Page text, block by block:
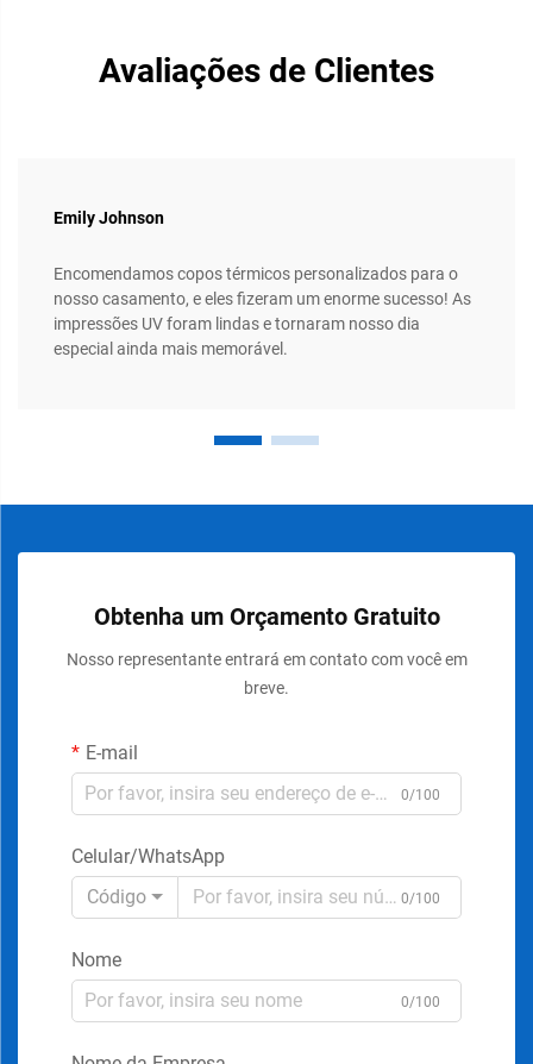
Avaliações de Clientes
Emily Johnson
Encomendamos copos térmicos personalizados para o
nosso casamento, e eles fizeram um enorme sucesso! As
impressões UV foram lindas e tornaram nosso dia
especial ainda mais memorável.
Obtenha um Orçamento Gratuito
Nosso representante entrará em contato com você em
breve.
E-mail
0/100
Celular/WhatsApp
Código
0/100
Nome
0/100